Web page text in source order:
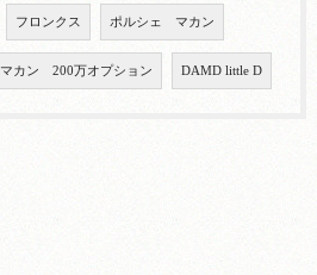
フロンクス ポルシェ マカン
マカン 200万オプション DAMD little D